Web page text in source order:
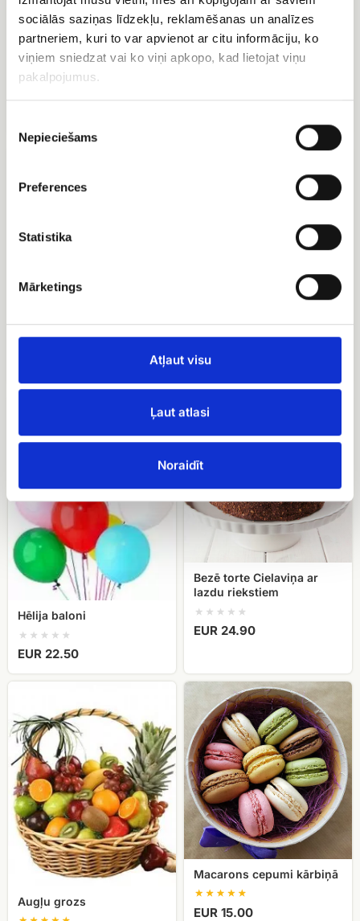
sociālās saziņas līdzekļu, reklamēšanas un analīzes
partneriem, kuri to var apvienot ar citu informāciju, ko
viņiem sniedzat vai ko viņi apkopo, kad lietojat viņu
pakalpojumus.
izvēle
Nepieciešams
Preferences
Statistika
Mārketings
Atļaut visu
Ļaut atlasi
Noraidīt
Konfektes Merci
Ferrero rocher
Raffaello konfektes Konfektes Geiša
EUR 12.00
Hēlija baloni
EUR 22.50
torte
Cielaviņa
lazdu
Bezē torte Cielaviņa ar
lazdu riekstiem
EUR 24.90
Augļu
Augļu grozs
Macarons
cepumi
kārbiņā
Macarons cepumi kārbiņā
EUR 15.00